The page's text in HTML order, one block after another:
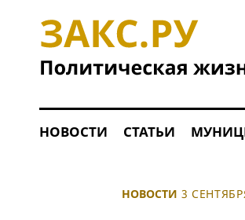
НОВОСТИ СТАТЬИ
НОВОСТИ 3